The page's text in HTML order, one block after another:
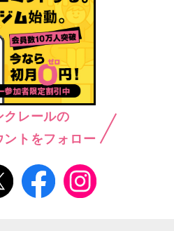
クレールの
ントをフォロー